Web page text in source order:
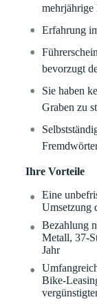
mehrjährige
Erfahrung
bevorzugt
Sie haben
Graben zu
Ihre Vorteile
Eine
Umsetzung
Bezahlung
Metall, 37-
Jahr
Bike-